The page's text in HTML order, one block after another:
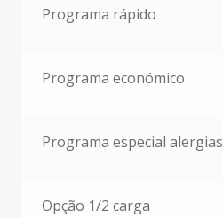
Programa rápido
Programa económico
Programa especial alergias
Opção 1/2 carga